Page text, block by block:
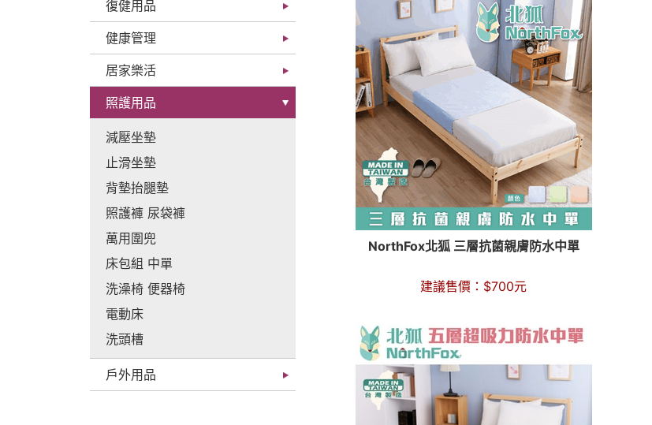
復健用品
健康管理
居家樂活
照護用品
減壓坐墊
止滑坐墊
背墊抬腿墊
照護褲 尿袋褲
萬用圍兜
床包組 中單
洗澡椅 便器椅
電動床
洗頭槽
戶外用品
NorthFox北狐 三層抗菌親膚防水中單
建議售價： $700元